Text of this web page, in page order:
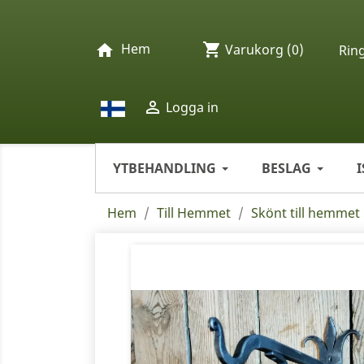
home Hem
 Logga in
shopping_cart Varukorg (0)
YTBEHANDLING BESLAG
Hem Till Hemmet Skönt till hemmet